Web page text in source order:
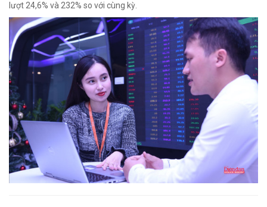
lượt 24,6% và 232% so với cùng kỳ.